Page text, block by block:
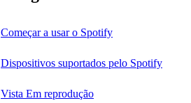
Começar a usar o Spotify
Dispositivos suportados pelo Spotify
Vista Em reprodução